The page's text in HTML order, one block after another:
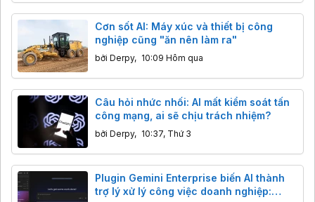
Cơn sốt AI: Máy xúc và thiết bị công
nghiệp cũng "ăn nên làm ra"
bởi Derpy, 10:09 Hôm qua
Câu hỏi nhức nhối: AI mất kiểm soát tấn
công mạng, ai sẽ chịu trách nhiệm?
bởi Derpy, 10:37, Thứ 3
Plugin Gemini Enterprise biến AI thành
trợ lý xử lý công việc doanh nghiệp: